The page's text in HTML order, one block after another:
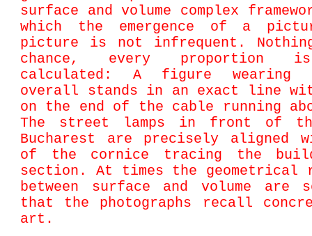
surface and volume complex
which the emergence of a
picture is not infrequent.
chance, every proportion
calculated: A figure wearing
overall stands in an exact line
on the end of the cable running
The street lamps in front of
Bucharest are precisely aligned
of the cornice tracing the
section. At times the geometrical
between surface and volume are
that the photographs recall
art.